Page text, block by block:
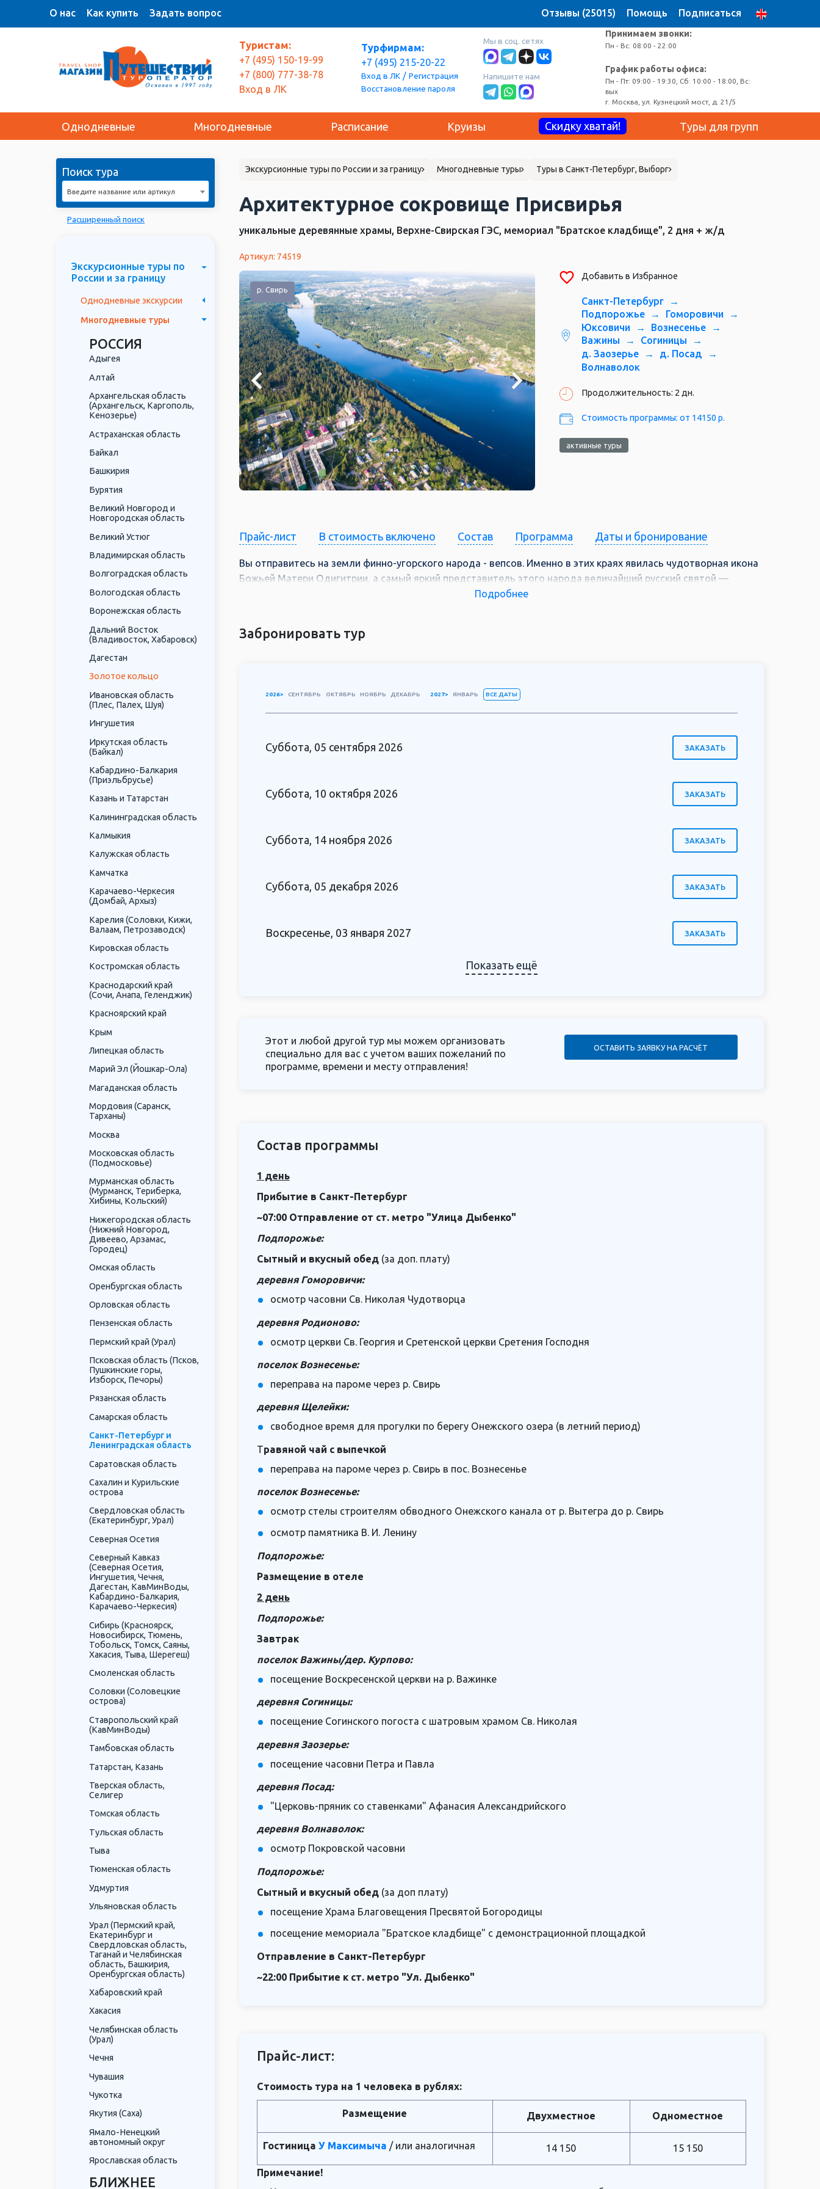
О нас Как купить Задать вопрос Отзывы (25015) Помощь Подписаться
Туристам:
+7 (495) 150-19-99
+7 (800) 777-38-78
Вход в ЛК
Турфирмам:
+7 (495) 215-20-22
Вход в ЛК / Регистрация
Восстановление пароля
Мы в соц. сетях
Напишите нам
Принимаем звонки:
Пн - Вс: 08:00 - 22:00
График работы офиса:
Пн - Пт: 09:00 - 19:30, Сб: 10:00 - 18:00, Вс:
вых
г. Москва, ул. Кузнецкий мост, д. 21/5
Однодневные Многодневные Расписание Круизы Скидку хватай! Туры для групп
Поиск тура
Введите название или артикул
Расширенный поиск
Экскурсионные туры по
России и за границу
Однодневные экскурсии
Многодневные туры
РОССИЯ
Адыгея
Алтай
Архангельская область
(Архангельск, Каргополь,
Кенозерье)
Астраханская область
Байкал
Башкирия
Бурятия
Великий Новгород и
Новгородская область
Великий Устюг
Владимирская область
Волгоградская область
Вологодская область
Воронежская область
Дальний Восток
(Владивосток, Хабаровск)
Дагестан
Золотое кольцо
Ивановская область
(Плес, Палех, Шуя)
Ингушетия
Иркутская область
(Байкал)
Кабардино-Балкария
(Приэльбрусье)
Казань и Татарстан
Калининградская область
Калмыкия
Калужская область
Камчатка
Карачаево-Черкесия
(Домбай, Архыз)
Карелия (Соловки, Кижи,
Валаам, Петрозаводск)
Кировская область
Костромская область
Краснодарский край
(Сочи, Анапа, Геленджик)
Красноярский край
Крым
Липецкая область
Марий Эл (Йошкар-Ола)
Магаданская область
Мордовия (Саранск,
Тарханы)
Москва
Московская область
(Подмосковье)
Мурманская область
(Мурманск, Териберка,
Хибины, Кольский)
Нижегородская область
(Нижний Новгород,
Дивеево, Арзамас,
Городец)
Омская область
Оренбургская область
Орловская область
Пензенская область
Пермский край (Урал)
Псковская область (Псков,
Пушкинские горы,
Изборск, Печоры)
Рязанская область
Самарская область
Санкт-Петербург и
Ленинградская область
Саратовская область
Сахалин и Курильские
острова
Свердловская область
(Екатеринбург, Урал)
Северная Осетия
Северный Кавказ
(Северная Осетия,
Ингушетия, Чечня,
Дагестан, КавМинВоды,
Кабардино-Балкария,
Карачаево-Черкесия)
Сибирь (Красноярск,
Новосибирск, Тюмень,
Тобольск, Томск, Саяны,
Хакасия, Тыва, Шерегеш)
Смоленская область
Соловки (Соловецкие
острова)
Ставропольский край
(КавМинВоды)
Тамбовская область
Татарстан, Казань
Тверская область,
Селигер
Томская область
Тульская область
Тыва
Тюменская область
Удмуртия
Ульяновская область
Урал (Пермский край,
Екатеринбург и
Свердловская область,
Таганай и Челябинская
область, Башкирия,
Оренбургская область)
Хабаровский край
Хакасия
Челябинская область
(Урал)
Чечня
Чувашия
Чукотка
Якутия (Саха)
Ямало-Ненецкий
автономный округ
Ярославская область
БЛИЖНЕЕ
Экскурсионные туры по России и за границу Многодневные туры Туры в Санкт-Петербург, Выборг
Архитектурное сокровище Присвирья
уникальные деревянные храмы, Верхне-Свирская ГЭС, мемориал "Братское кладбище", 2 дня + ж/д
Артикул: 74519
р. Свирь
Добавить в Избранное
Санкт-Петербург
Подпорожье
Гоморовичи
Юксовичи
Вознесенье
Важины
Согиницы
д. Заозерье
д. Посад
Волнаволок
Продолжительность: 2 дн.
Стоимость программы: от 14150 р.
активные туры
Прайс-лист В стоимость включено Состав Программа Даты и бронирование
Вы отправитесь на земли финно-угорского народа - вепсов. Именно в этих краях явилась чудотворная икона
Божьей Матери Одигитрии, а самый яркий представитель этого народа величайший русский святой —
фоне северной природы. В ходе нашего тура по Присвирью мы познакомимся с наиболее примечательными
Подробнее
Забронировать тур
2026> СЕНТЯБРЬ ОКТЯБРЬ НОЯБРЬ ДЕКАБРЬ 2027> ЯНВАРЬ ВСЕ ДАТЫ
Суббота, 05 сентября 2026 ЗАКАЗАТЬ
Суббота, 10 октября 2026 ЗАКАЗАТЬ
Суббота, 14 ноября 2026 ЗАКАЗАТЬ
Суббота, 05 декабря 2026 ЗАКАЗАТЬ
Воскресенье, 03 января 2027 ЗАКАЗАТЬ
Показать ещё
Этот и любой другой тур мы можем организовать
специально для вас с учетом ваших пожеланий по
программе, времени и месту отправления!
ОСТАВИТЬ ЗАЯВКУ НА РАСЧЁТ
Состав программы
1 день
Прибытие в Санкт-Петербург
~07:00 Отправление от ст. метро "Улица Дыбенко"
Подпорожье:
Сытный и вкусный обед (за доп. плату)
деревня Гоморовичи:
осмотр часовни Св. Николая Чудотворца
деревня Родионово:
осмотр церкви Св. Георгия и Сретенской церкви Сретения Господня
поселок Вознесенье:
переправа на пароме через р. Свирь
деревня Щелейки:
свободное время для прогулки по берегу Онежского озера (в летний период)
Травяной чай с выпечкой
переправа на пароме через р. Свирь в пос. Вознесенье
поселок Вознесенье:
осмотр стелы строителям обводного Онежского канала от р. Вытегра до р. Свирь
осмотр памятника В. И. Ленину
Подпорожье:
Размещение в отеле
2 день
Подпорожье:
Завтрак
поселок Важины/дер. Курпово:
посещение Воскресенской церкви на р. Важинке
деревня Согиницы:
посещение Согинского погоста с шатровым храмом Св. Николая
деревня Заозерье:
посещение часовни Петра и Павла
деревня Посад:
"Церковь-пряник со ставенками" Афанасия Александрийского
деревня Волнаволок:
осмотр Покровской часовни
Подпорожье:
Сытный и вкусный обед (за доп плату)
посещение Храма Благовещения Пресвятой Богородицы
посещение мемориала "Братское кладбище" с демонстрационной площадкой
Отправление в Санкт-Петербург
~22:00 Прибытие к ст. метро "Ул. Дыбенко"
Прайс-лист:
Стоимость тура на 1 человека в рублях:
Размещение Двухместное Одноместное
Гостиница У Максимыча / или аналогичная 14 150 15 150
Примечание!